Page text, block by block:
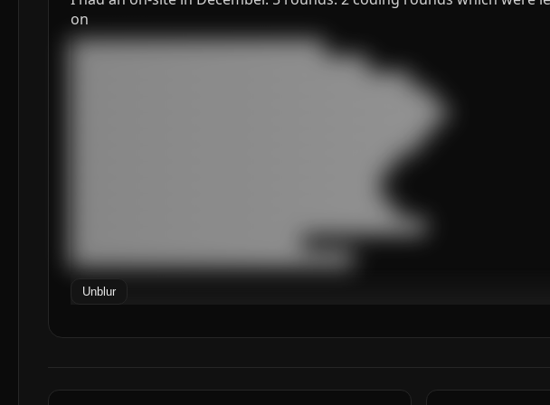
on
███████████████████████████████████
█████████████████████████████████████████
███████████████████████████████████████████████
██████████████████████████████████████████████████
██████████████████████████████████████████████████
████████████████████████████████████████████████
█████████████████████████████████████████████
█████████████████████████████████████████████
█████████████████████████████████████████████████
███████████████████████████████████████
Unblur